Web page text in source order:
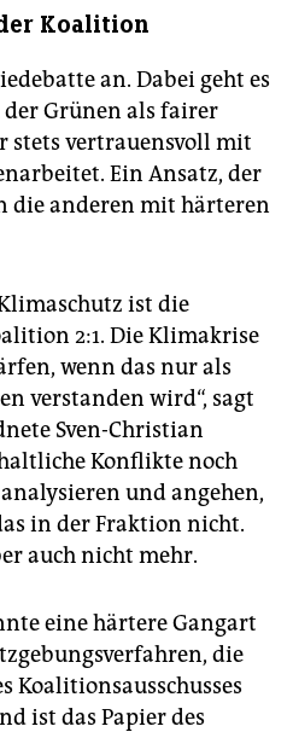
Koalition
an. Dabei geht es
Grünen als fairer
stets vertrauensvoll mit
Ein Ansatz, der
die anderen mit härteren
ist die
2:1. Die Klimakrise
wenn das nur als
verstanden wird“, sagt
Sven-Christian
Konflikte noch
und angehen,
in der Fraktion nicht.
auch nicht mehr.
eine härtere Gangart
die
Koalitionsausschusses
ist das Papier des